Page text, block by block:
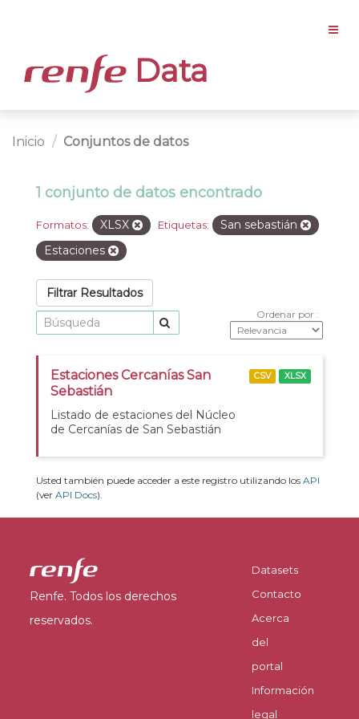
Data
Inicio Conjuntos de datos
1 conjunto de datos encontrado
Formatos: XLSX Etiquetas:
San sebastián
Estaciones
Filtrar Resultados
Ordenar por
Estaciones Cercanías San
Sebastián
Listado de estaciones del Núcleo
de Cercanías de San Sebastián
CSV XLSX
Usted también puede acceder a este registro utilizando los API
(ver API Docs).
Renfe. Todos los derechos
reservados.
Datasets
Contacto
Acerca
del
portal
Información
legal